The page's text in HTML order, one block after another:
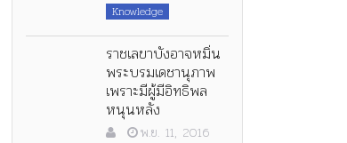
Knowledge
ราชเลขาบังอาจหมิ่น
พระบรมเดชานุภาพ
เพราะมีผู้มีอิทธิพล
หนุนหลัง
พ.ย. 11, 2016